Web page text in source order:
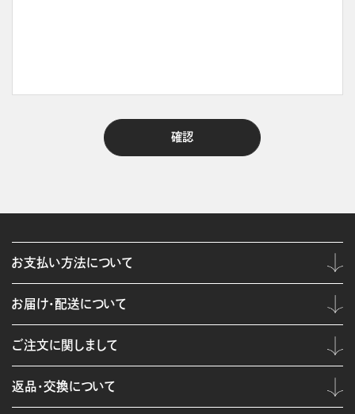
お支払い方法について
お届け・配送について
ご注文に関しまして
返品・交換について